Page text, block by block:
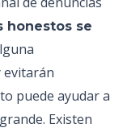
honestos se
evitarán
puede ayudar a
Existen